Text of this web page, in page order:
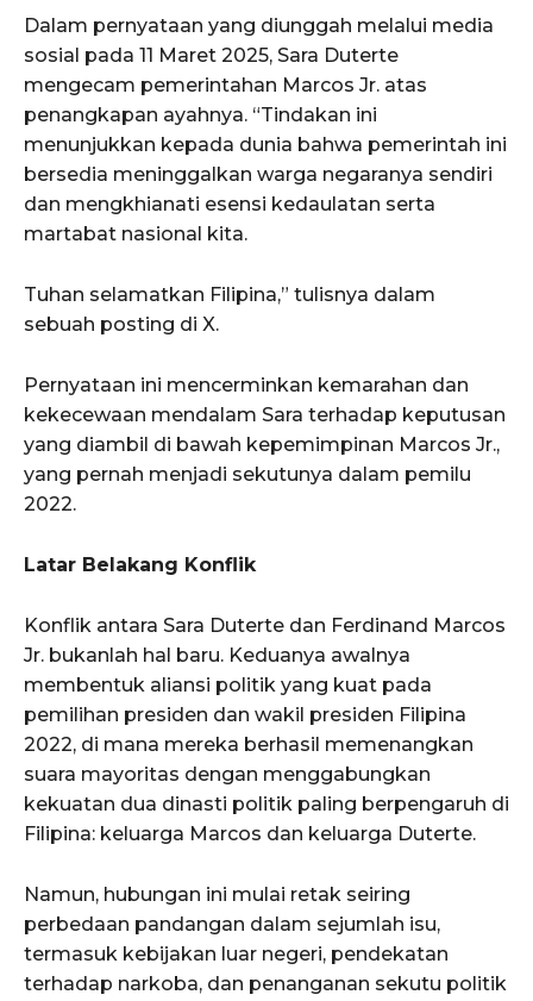
Dalam pernyataan yang diunggah melalui media
sosial pada 11 Maret 2025, Sara Duterte
mengecam pemerintahan Marcos Jr. atas
penangkapan ayahnya. “Tindakan ini
menunjukkan kepada dunia bahwa pemerintah ini
bersedia meninggalkan warga negaranya sendiri
dan mengkhianati esensi kedaulatan serta
martabat nasional kita.
Tuhan selamatkan Filipina,” tulisnya dalam
sebuah posting di X.
Pernyataan ini mencerminkan kemarahan dan
kekecewaan mendalam Sara terhadap keputusan
yang diambil di bawah kepemimpinan Marcos Jr.,
yang pernah menjadi sekutunya dalam pemilu
2022.
Latar Belakang Konflik
Konflik antara Sara Duterte dan Ferdinand Marcos
Jr. bukanlah hal baru. Keduanya awalnya
membentuk aliansi politik yang kuat pada
pemilihan presiden dan wakil presiden Filipina
2022, di mana mereka berhasil memenangkan
suara mayoritas dengan menggabungkan
kekuatan dua dinasti politik paling berpengaruh di
Filipina: keluarga Marcos dan keluarga Duterte.
Namun, hubungan ini mulai retak seiring
perbedaan pandangan dalam sejumlah isu,
termasuk kebijakan luar negeri, pendekatan
terhadap narkoba, dan penanganan sekutu politik